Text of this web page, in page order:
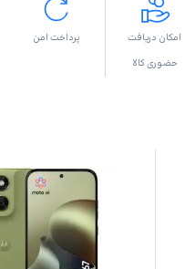
امکان دریافت
حضوری کالا
پرداخت امن